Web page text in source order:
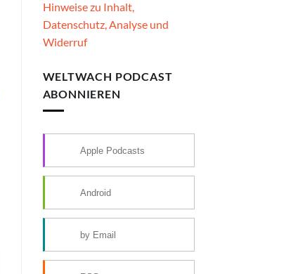
Hinweise zu Inhalt,
Datenschutz, Analyse und
Widerruf
WELTWACH PODCAST
ABONNIEREN
Apple Podcasts
Android
by Email